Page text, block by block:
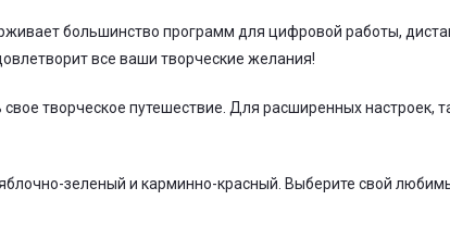
большинство программ для цифровой работы,
все ваши творческие желания!
творческое путешествие. Для расширенных настроек,
зеленый и карминно-красный. Выберите свой